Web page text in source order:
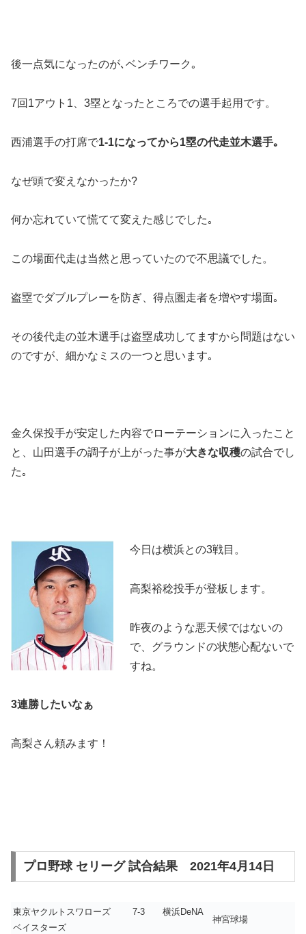
後一点気になったのが､ベンチワーク｡
7回1アウト1、3塁となったところでの選手起用です。
西浦選手の打席で1-1になってから1塁の代走並木選手｡
なぜ頭で変えなかったか?
何か忘れていて慌てて変えた感じでした｡
この場面代走は当然と思っていたので不思議でした。
盗塁でダブルプレーを防ぎ、得点圏走者を増やす場面｡
その後代走の並木選手は盗塁成功してますから問題はない
のですが、細かなミスの一つと思います｡
金久保投手が安定した内容でローテーションに入ったこと
と、山田選手の調子が上がった事が大きな収穫の試合でし
た｡
今日は横浜との3戦目。
高梨裕稔投手が登板します。
昨夜のような悪天候ではないの
で、グラウンドの状態心配ないで
すね。
3連勝したいなぁ
高梨さん頼みます！
プロ野球 セリーグ 試合結果 2021年4月14日
東京ヤクルトスワローズ 7-3 横浜DeNA
ベイスターズ
神宮球場